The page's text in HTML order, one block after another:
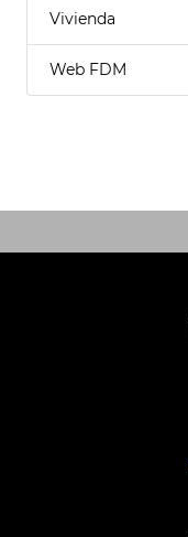
Vivienda
Web FDM